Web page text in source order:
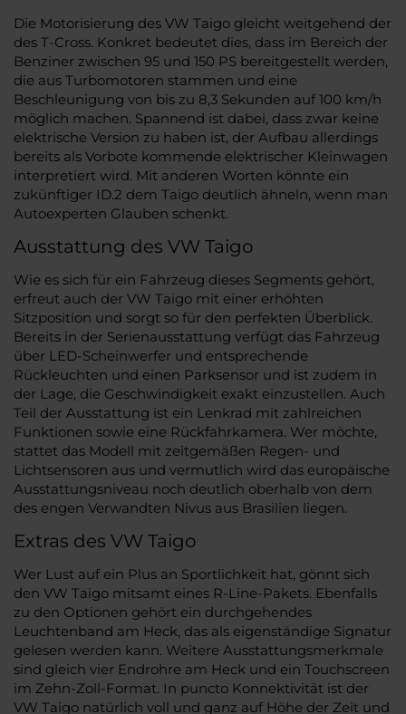
Die Motorisierung des VW Taigo gleicht weitgehend der
des T-Cross. Konkret bedeutet dies, dass im Bereich der
Benziner zwischen 95 und 150 PS bereitgestellt werden,
die aus Turbomotoren stammen und eine
Beschleunigung von bis zu 8,3 Sekunden auf 100 km/h
möglich machen. Spannend ist dabei, dass zwar keine
elektrische Version zu haben ist, der Aufbau allerdings
bereits als Vorbote kommende elektrischer Kleinwagen
interpretiert wird. Mit anderen Worten könnte ein
zukünftiger ID.2 dem Taigo deutlich ähneln, wenn man
Autoexperten Glauben schenkt.
Ausstattung des VW Taigo
Wie es sich für ein Fahrzeug dieses Segments gehört,
erfreut auch der VW Taigo mit einer erhöhten
Sitzposition und sorgt so für den perfekten Überblick.
Bereits in der Serienausstattung verfügt das Fahrzeug
über LED-Scheinwerfer und entsprechende
Rückleuchten und einen Parksensor und ist zudem in
der Lage, die Geschwindigkeit exakt einzustellen. Auch
Teil der Ausstattung ist ein Lenkrad mit zahlreichen
Funktionen sowie eine Rückfahrkamera. Wer möchte,
stattet das Modell mit zeitgemäßen Regen- und
Lichtsensoren aus und vermutlich wird das europäische
Ausstattungsniveau noch deutlich oberhalb von dem
des engen Verwandten Nivus aus Brasilien liegen.
Extras des VW Taigo
Wer Lust auf ein Plus an Sportlichkeit hat, gönnt sich
den VW Taigo mitsamt eines R-Line-Pakets. Ebenfalls
zu den Optionen gehört ein durchgehendes
Leuchtenband am Heck, das als eigenständige Signatur
gelesen werden kann. Weitere Ausstattungsmerkmale
sind gleich vier Endrohre am Heck und ein Touchscreen
im Zehn-Zoll-Format. In puncto Konnektivität ist der
VW Taigo natürlich voll und ganz auf Höhe der Zeit und